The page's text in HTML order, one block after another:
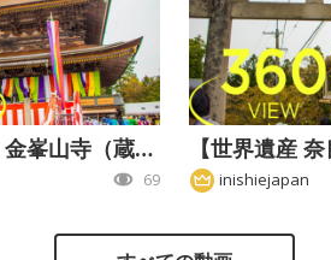
【世界遺産 奈良】金峯山寺（蔵王堂）
69
【世界遺産
inishiejapan